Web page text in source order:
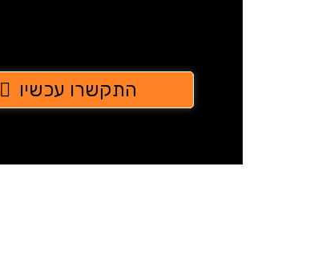
התקשרו עכשיו